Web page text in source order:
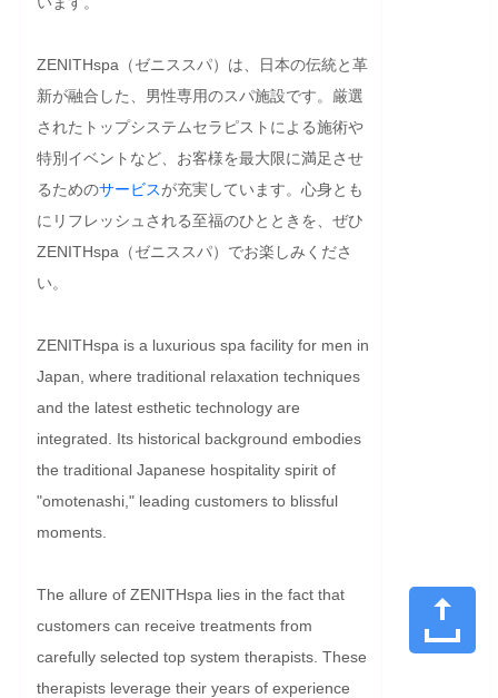
ZENITHspa（ゼニススパ）は、日本の伝統と革
新が融合した、男性専用のスパ施設です。厳選
されたトップシステムセラピストによる施術や
特別イベントなど、お客様を最大限に満足させ
るためのサービスが充実しています。心身とも
にリフレッシュされる至福のひとときを、ぜひ
ZENITHspa（ゼニススパ）でお楽しみくださ
い。
ZENITHspa is a luxurious spa facility for men in
Japan, where traditional relaxation techniques
and the latest esthetic technology are
integrated. Its historical background embodies
the traditional Japanese hospitality spirit of
"omotenashi," leading customers to blissful
moments.
The allure of ZENITHspa lies in the fact that
customers can receive treatments from
carefully selected top system therapists. These
therapists leverage their years of experience